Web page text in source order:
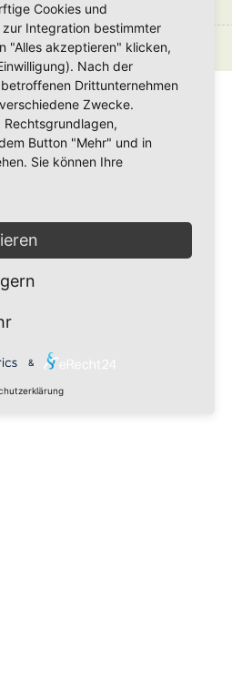
Cookies und
Integration bestimmter
"Alles akzeptieren" klicken,
Nach der
Drittunternehmen
Zwecke.
Button "Mehr" und in
Sie können Ihre
&